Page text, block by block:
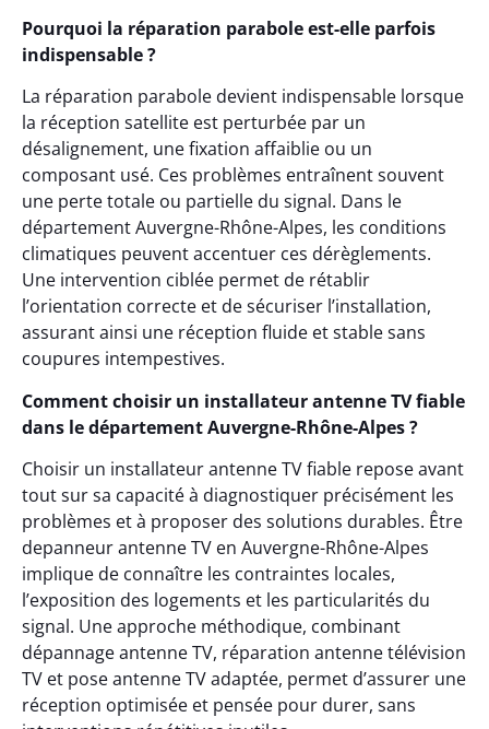
Pourquoi la réparation parabole est-elle parfois
indispensable ?
La réparation parabole devient indispensable lorsque
la réception satellite est perturbée par un
désalignement, une fixation affaiblie ou un
composant usé. Ces problèmes entraînent souvent
une perte totale ou partielle du signal. Dans le
département Auvergne-Rhône-Alpes, les conditions
climatiques peuvent accentuer ces dérèglements.
Une intervention ciblée permet de rétablir
l’orientation correcte et de sécuriser l’installation,
assurant ainsi une réception fluide et stable sans
coupures intempestives.
Comment choisir un installateur antenne TV fiable
dans le département Auvergne-Rhône-Alpes ?
Choisir un installateur antenne TV fiable repose avant
tout sur sa capacité à diagnostiquer précisément les
problèmes et à proposer des solutions durables. Être
depanneur antenne TV en Auvergne-Rhône-Alpes
implique de connaître les contraintes locales,
l’exposition des logements et les particularités du
signal. Une approche méthodique, combinant
dépannage antenne TV, réparation antenne télévision
TV et pose antenne TV adaptée, permet d’assurer une
réception optimisée et pensée pour durer, sans